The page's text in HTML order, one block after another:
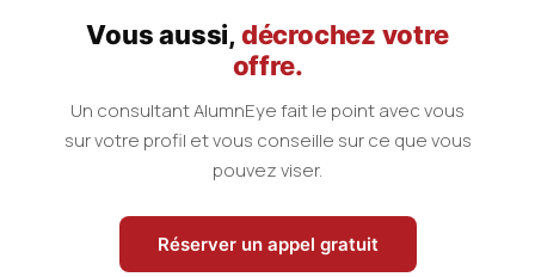
Vous aussi, décrochez votre
offre.
Un consultant AlumnEye fait le point avec vous
sur votre profil et vous conseille sur ce que vous
pouvez viser.
Réserver un appel gratuit